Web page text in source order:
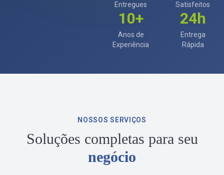
Entregues
Satisfeitos
10+
Anos de
Experiência
24h
Entrega
Rápida
NOSSOS SERVIÇOS
Soluções completas para seu
negócio